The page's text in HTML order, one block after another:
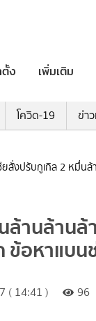
ง เพิ่มเติม
โควิด-19 ข่า
ยสั่งปรับกูเกิล 2 หมื่น
ล้านล้าน
ข้อหาแบน
( 14:41 ) 96